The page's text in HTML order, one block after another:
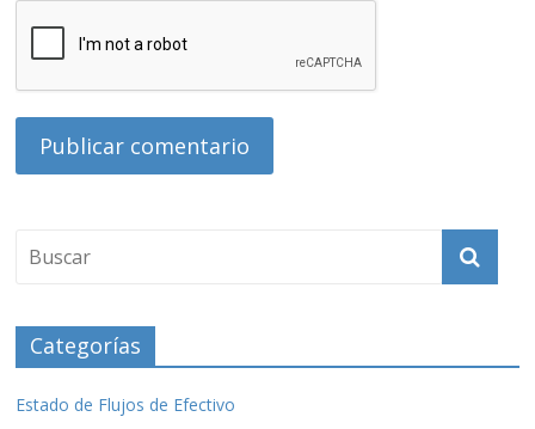
Categorías
Estado de Flujos de Efectivo